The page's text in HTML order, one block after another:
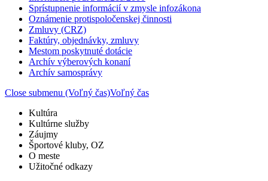
Sprístupnenie informácií v zmysle infozákona
Oznámenie protispoločenskej činnosti
Zmluvy (CRZ)
Faktúry, objednávky, zmluvy
Mestom poskytnuté dotácie
Archív výberových konaní
Archív samosprávy
Close submenu (Voľný čas)Voľný čas
Kultúra
Kultúrne služby
Záujmy
Športové kluby, OZ
O meste
Užitočné odkazy